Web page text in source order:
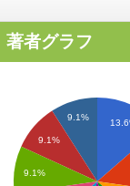
著者グラフ
9.1%
9.1%
9.1%